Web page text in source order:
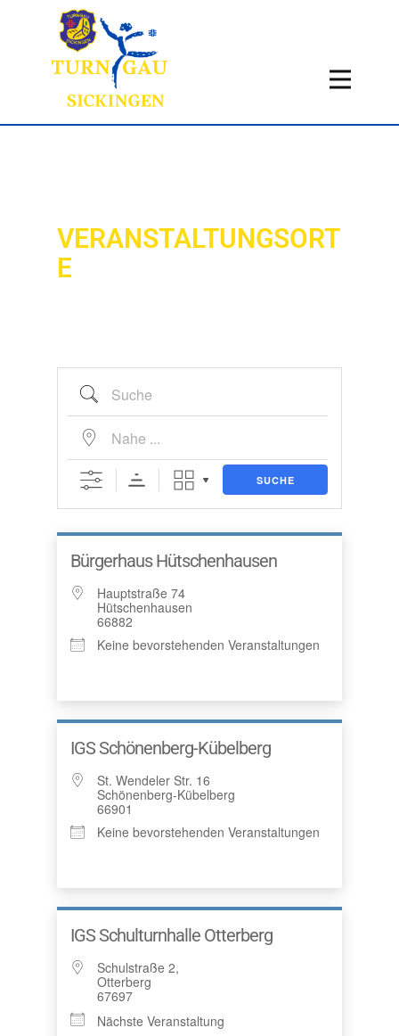
Home
Aktuelles
VERANSTALTUNGSORT
E
Suche
Nahe ...
SUCHE
Bürgerhaus Hütschenhausen
Hauptstraße 74
Hütschenhausen
66882
Keine bevorstehenden Veranstaltungen
IGS Schönenberg-Kübelberg
St. Wendeler Str. 16
Schönenberg-Kübelberg
66901
Keine bevorstehenden Veranstaltungen
IGS Schulturnhalle Otterberg
Schulstraße 2,
Otterberg
67697
Nächste Veranstaltung